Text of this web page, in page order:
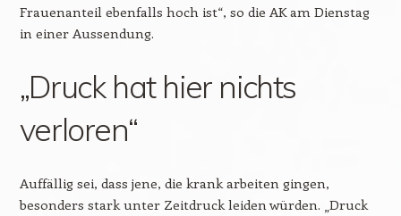
Frauenanteil ebenfalls hoch ist“, so die AK am Dienstag
in einer Aussendung.
„Druck hat hier nichts
verloren“
Auffällig sei, dass jene, die krank arbeiten gingen,
besonders stark unter Zeitdruck leiden würden. „Druck